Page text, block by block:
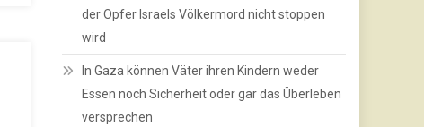
der Opfer Israels Völkermord nicht stoppen
wird
In Gaza können Väter ihren Kindern weder
Essen noch Sicherheit oder gar das Überleben
versprechen